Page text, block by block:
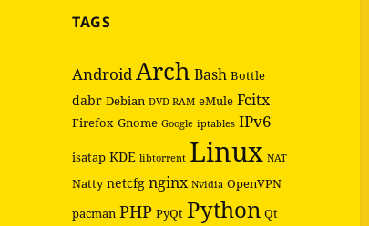
TAGS
AndroidArch Bash Bottle
dabr Debian DVD-RAM eMule Fcitx
Firefox Gnome Google iptables IPv6
isatap KDE libtorrent Linux NAT
Natty netcfg nginx Nvidia OpenVPN
pacman PHP PyQt Python Qt